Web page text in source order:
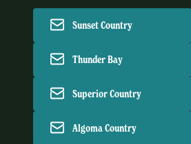
Sunset Country
Thunder Bay
Superior Country
Algoma Country